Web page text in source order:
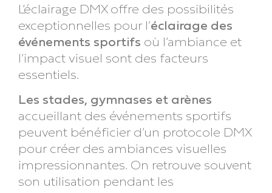
L’éclairage DMX offre des possibilités
exceptionnelles pour l’éclairage des
événements sportifs où l’ambiance et
l’impact visuel sont des facteurs
essentiels.
Les stades, gymnases et arènes
accueillant des événements sportifs
peuvent bénéficier d’un protocole DMX
pour créer des ambiances visuelles
impressionnantes. On retrouve souvent
son utilisation pendant les